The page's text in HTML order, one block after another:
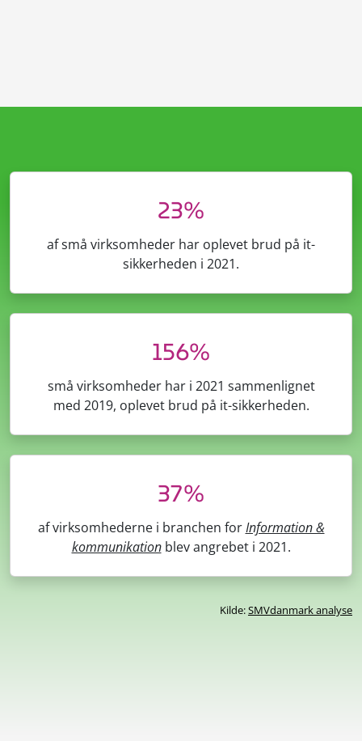
23%
af små virksomheder har oplevet brud på it-
sikkerheden i 2021.
156%
små virksomheder har i 2021 sammenlignet
med 2019, oplevet brud på it-sikkerheden.
37%
af virksomhederne i branchen forInformation &
kommunikationblev angrebet i 2021.
Kilde:SMVdanmark analyse